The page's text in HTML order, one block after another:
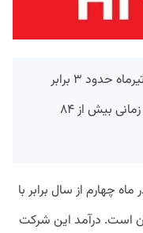
درآمد های‌وب از بخش خدمات IT در تیرماه حدود ۳ برابر
رشد کرد. درآمد این شرکت در این بازه زمانی بیش از ۸۴
چهارم از سال برابر با
و ۹۰۰ هزار تومان است. درآمد این شرکت